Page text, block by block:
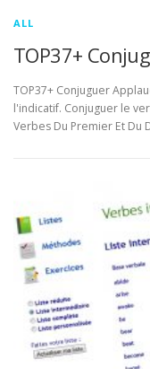
ALL
TOP37+
TOP37+ Conjuguer
l'indicatif. Conjuguer le
Verbes Du Premier Et Du